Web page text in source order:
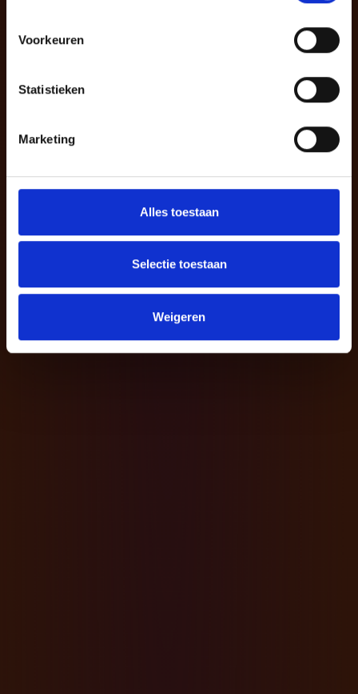
Voorkeuren
Statistieken
Marketing
Alles toestaan
Selectie toestaan
Weigeren